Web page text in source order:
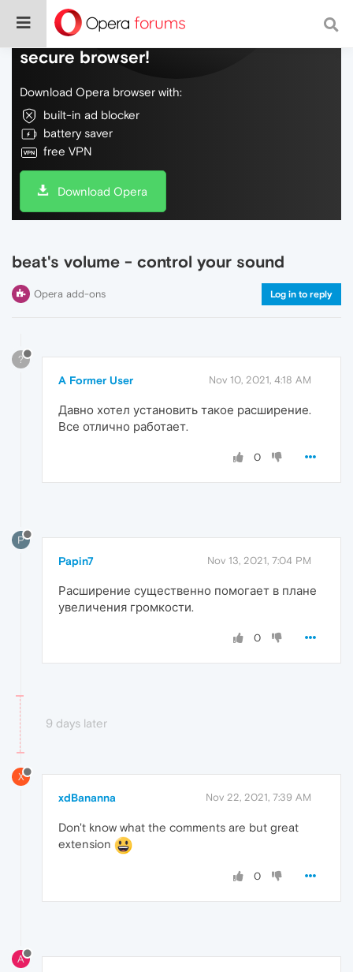
Do more on the web, with a fast and
secure browser!
Download Opera browser with:
built-in ad blocker
battery saver
free VPN
Download Opera
beat's volume - control your sound
Opera add-ons Log in to reply
?
A Former User Nov 10, 2021, 4:18 AM
Давно хотел установить такое расширение.
Все отлично работает.
0
P
Papin7 Nov 13, 2021, 7:04 PM
Расширение существенно помогает в плане
увеличения громкости.
0
9 days later
X
xdBananna Nov 22, 2021, 7:39 AM
Don't know what the comments are but great
extension
0
A